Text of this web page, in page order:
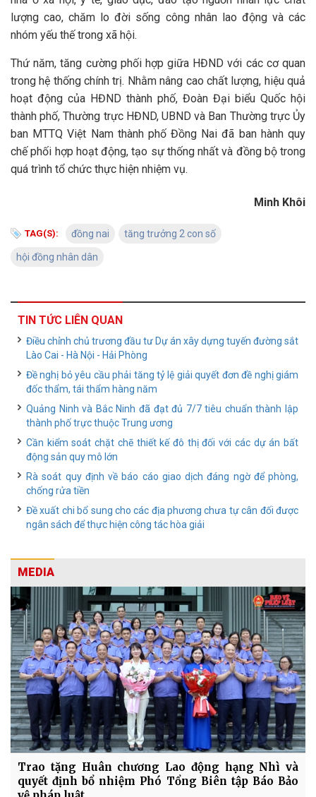
lượng cao, chăm lo đời sống công nhân lao động và các
nhóm yếu thế trong xã hội.
Thứ năm, tăng cường phối hợp giữa HĐND với các cơ quan
trong hệ thống chính trị. Nhằm nâng cao chất lượng, hiệu quả
hoạt động của HĐND thành phố, Đoàn Đại biểu Quốc hội
thành phố, Thường trực HĐND, UBND và Ban Thường trực Ủy
ban MTTQ Việt Nam thành phố Đồng Nai đã ban hành quy
chế phối hợp hoạt động, tạo sự thống nhất và đồng bộ trong
quá trình tổ chức thực hiện nhiệm vụ.
Minh Khôi
TAG(S): đồng nai tăng trưởng 2 con số
hội đồng nhân dân
TIN TỨC LIÊN QUAN
Điều chỉnh chủ trương đầu tư Dự án xây dựng tuyến đường sắt
Lào Cai - Hà Nội - Hải Phòng
Đề nghị bỏ yêu cầu phải tăng tỷ lệ giải quyết đơn đề nghị giám
đốc thẩm, tái thẩm hàng năm
Quảng Ninh và Bắc Ninh đã đạt đủ 7/7 tiêu chuẩn thành lập
thành phố trực thuộc Trung ương
Cần kiểm soát chặt chẽ thiết kế đô thị đối với các dự án bất
động sản quy mô lớn
Rà soát quy định về báo cáo giao dịch đáng ngờ để phòng,
chống rửa tiền
Đề xuất chi bổ sung cho các địa phương chưa tự cân đối được
ngân sách để thực hiện công tác hòa giải
MEDIA
Trao tặng Huân chương Lao động hạng Nhì và
quyết định bổ nhiệm Phó Tổng Biên tập Báo Bảo